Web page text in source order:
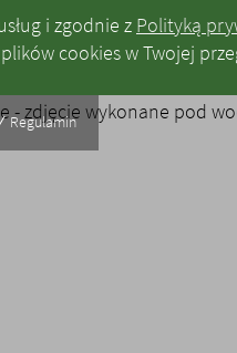
i zgodnie z Polityką
plików cookiesw Twojej
Regulamin